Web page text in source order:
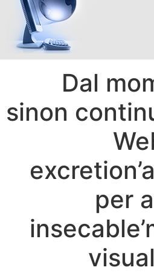
Dal
sinon
per